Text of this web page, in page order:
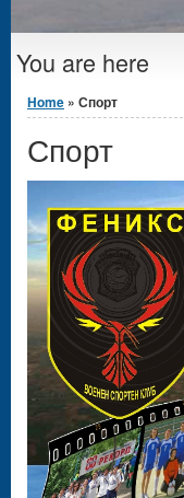
You are here
Home » Спорт
Спорт